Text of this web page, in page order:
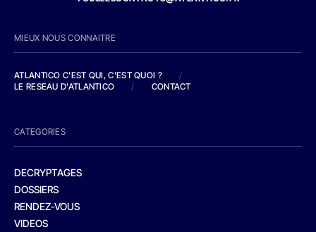
MIEUX NOUS CONNAITRE
ATLANTICO C'EST QUI, C'EST QUOI ?
/
LE RESEAU D'ATLANTICO
/ CONTACT
CATEGORIES
DECRYPTAGES
DOSSIERS
RENDEZ-VOUS
VIDEOS